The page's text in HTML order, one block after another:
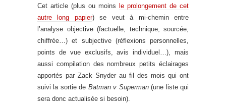
Cet article (plus ou moins
le prolongement de cet
autre long papier) se veut à mi-chemin entre
l’analyse objective (factuelle, technique, sourcée,
chiffrée…) et subjective (réflexions personnelles,
points de vue exclusifs, avis individuel…), mais
aussi compilation des nombreux petits éclairages
apportés par Zack Snyder au fil des mois qui ont
suivi la sortie de Batman v Superman(une liste qui
sera donc actualisée si besoin).